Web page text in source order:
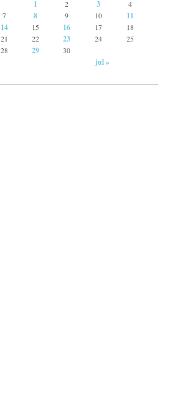
1 2 3
4
7 8 9 10 11
14 15 16 17
18
21 22 23 24
25
28 29 30
jul »